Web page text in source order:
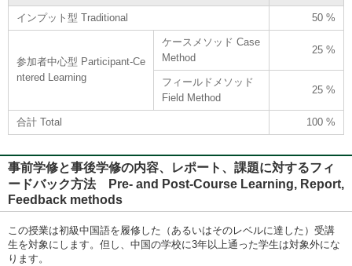
インプット型 Traditional 50 %
参加者中心型 Participant-Ce
ntered Learning
ケースメソッド Case
Method
25 %
フィールドメソッド
Field Method
25 %
合計 Total 100 %
事前学修と事後学修の内容、レポート、課題に対するフィ
ードバック方法 Pre- and Post-Course Learning, Report,
Feedback methods
この授業は初級中国語を履修した（あるいはそのレベルに達した）受講
生を対象にします。但し、中国の学校に3年以上通った学生は対象外にな
ります。